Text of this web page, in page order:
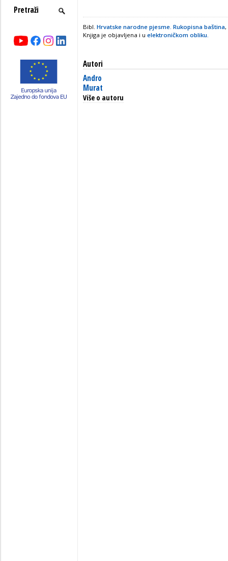
Bibl. Hrvatske narodne pjesme. Rukopisna baština,
Knjiga je objavljena i u elektroničkom obliku.
Autori
Andro
Murat
Više o autoru